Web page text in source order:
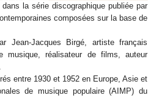
la série discographique publiée par
composées sur la base de
Jean-Jacques Birgé, artiste français
musique, réalisateur de films, auteur
entre 1930 et 1952 en Europe, Asie et
de musique populaire (AIMP) du